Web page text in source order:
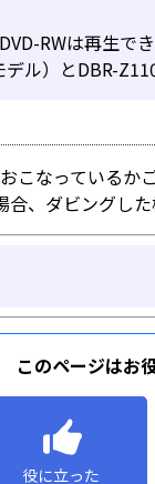
このページはお
役に立った